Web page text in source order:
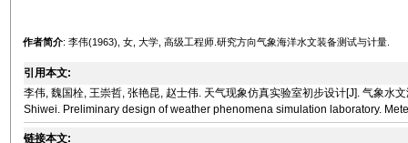
作者简介: 李伟(1963), 女, 大学, 高级工程师.研究方向气象海洋水文装备测试与计量.
引用本文:
李伟, 魏国栓, 王崇哲, 张艳昆, 赵士伟. 天气现象仿真实验室初步设计[J]. 气象
Shiwei. Preliminary design of weather phenomena simulation laboratory.
链接本文: